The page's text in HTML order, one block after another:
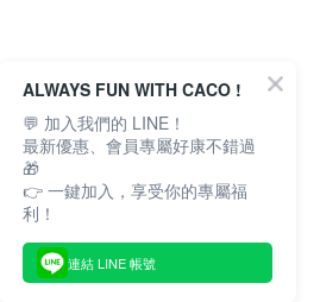
公司
18:00
ALWAYS FUN WITH CACO !
💬 加入我們的 LINE！
最新優惠、會員專屬好康不錯過
🎁
👉 一鍵加入，享受你的專屬福
利！
連結 LINE 帳號